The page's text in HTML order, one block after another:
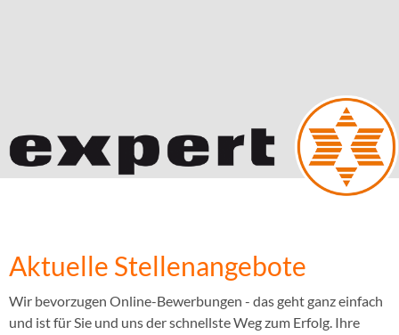
Aktuelle Stellenangebote
Wir bevorzugen Online-Bewerbungen - das geht ganz einfach
und ist für Sie und uns der schnellste Weg zum Erfolg. Ihre